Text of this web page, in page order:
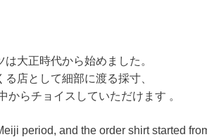
大正時代から始めました。
る店として細部に渡る採寸、
からチョイスしていただけます 。
period, and the order shirt started